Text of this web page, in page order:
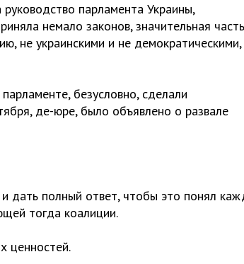
парламента Украины,
немало законов, значительная часть
не украинскими и не
безусловно, сделали
де-юре, было объявлено о развале
дать полный ответ, чтобы это понял
тогда коалиции.
ценностей.